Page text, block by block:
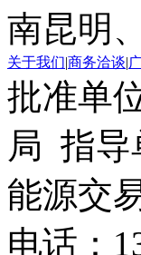
南昆明
关于我们|商务洽谈|
批准单
局 指导
能源交
电话：